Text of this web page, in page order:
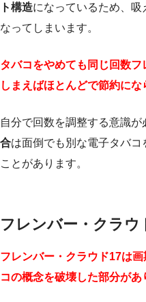
ト構造になっているため、
なってしまいます。
タバコをやめても同じ回数
しまえばほとんどで節約にな
自分で回数を調整する意識が
合は面倒でも別な電子タバ
ことがあります。
フレンバー・クラウ
フレンバー・クラウド17は
コの概念を破壊した部分があ